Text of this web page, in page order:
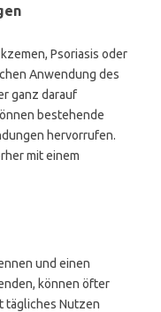
Psoriasis oder
Anwendung des
ganz darauf
bestehende
hervorrufen.
mit einem
und einen
können öfter
tägliches Nutzen